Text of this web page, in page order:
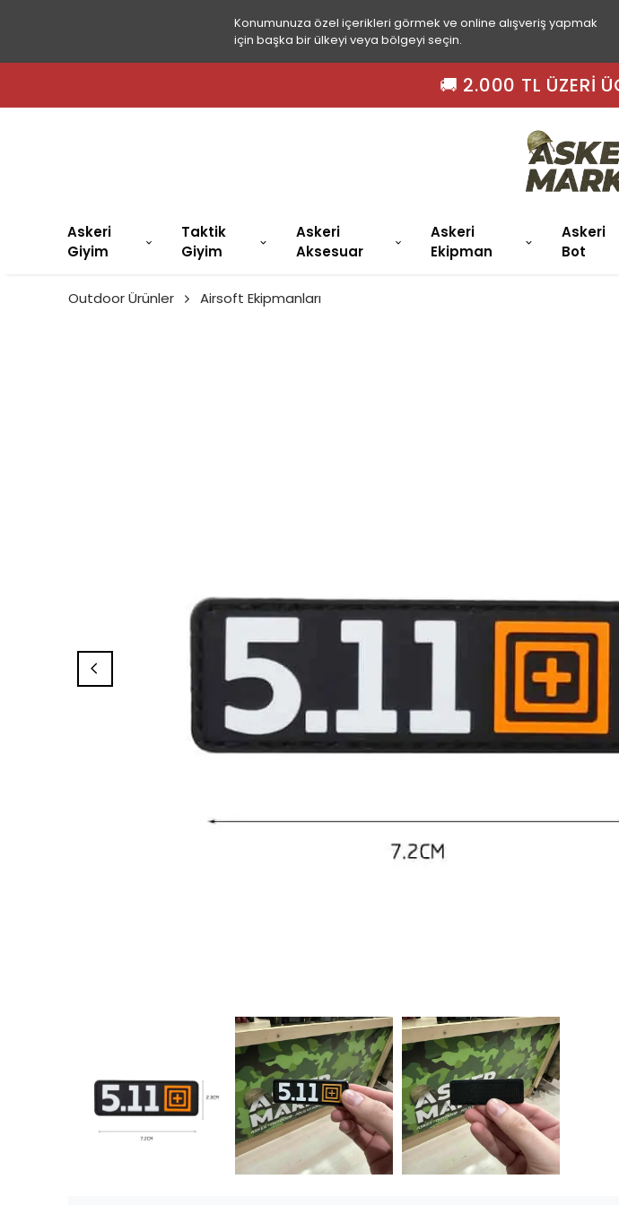
Konumunuza özel içerikleri görmek ve online alışveriş yapmak
için başka bir ülkeyi veya bölgeyi seçin.
🚀 15.00'A KADAR
Askeri
Giyim
Taktik
Giyim
Askeri
Aksesuar
Askeri
Ekipman
Askeri
Bot
Outdoor Ürünler Airsoft Ekipmanları